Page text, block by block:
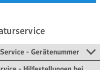
- Gerätenummer